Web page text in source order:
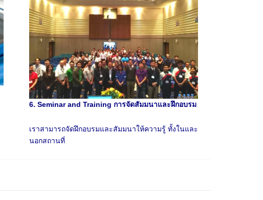
6. Seminar and Training การจัดสัมมนาและฝึกอบรม
เราสามารถจัดฝึกอบรมและสัมมนาให้ความรู้ ทั้งในและ
นอกสถานที่